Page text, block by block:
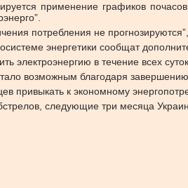
применение графиков
потребления не
энергетики сообщат
электроэнергию в течение всех суток.
возможным благодаря
привыкать к экономному
следующие три месяца